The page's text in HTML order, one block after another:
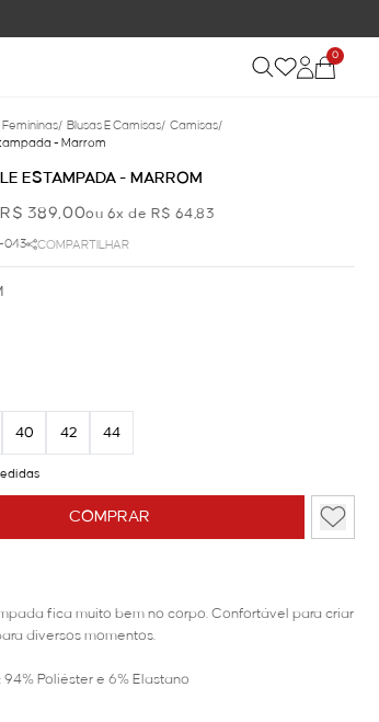
0
Femininas/ Blusas E Camisas/ Camisas/
- Marrom
ESTAMPADA - MARROM
R$ 389,00ou 6x de R$ 64,83
043 COMPARTILHAR
COMPRAR
40 42 44
fica muito bem no corpo. Confortável para criar
diversos momentos.
Poliéster e 6% Elastano